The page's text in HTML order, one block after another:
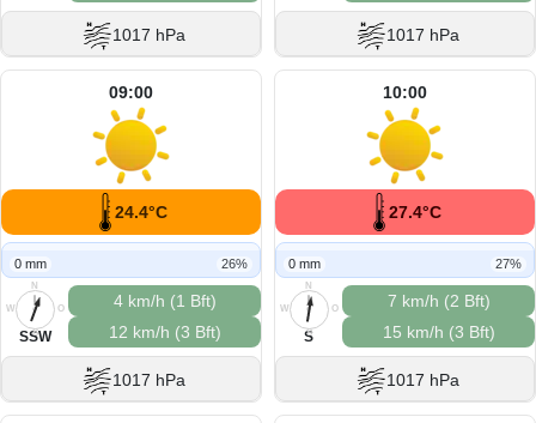
1017 hPa 1017 hPa
09:00
24.4°C
0 mm 26%
N
O
S
W
SSW
4 km/h (1 Bft)
12 km/h (3 Bft)
1017 hPa
10:00
27.4°C
0 mm 27%
N
O
S
W
S
7 km/h (2 Bft)
15 km/h (3 Bft)
1017 hPa